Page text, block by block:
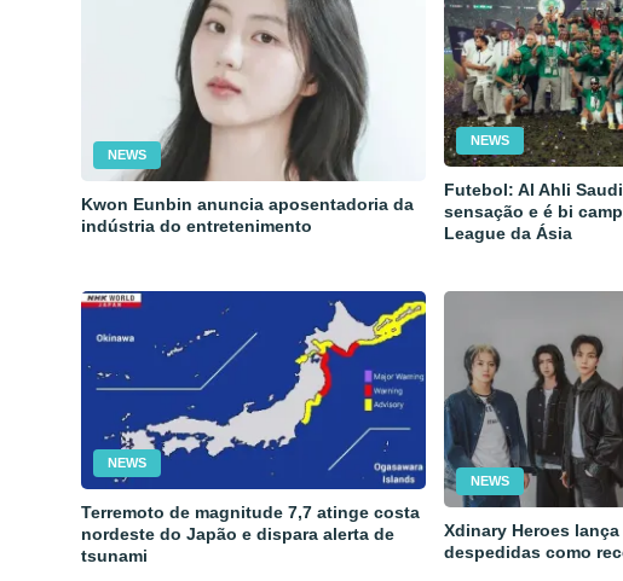
NEWS
Kwon Eunbin anuncia aposentadoria da
indústria do entretenimento
NEWS
Futebol: Al Ahli
sensação e é bi
League da Ásia
NEWS
Terremoto de magnitude 7,7 atinge costa
nordeste do Japão e dispara alerta de
tsunami
NEWS
Xdinary Heroes
despedidas como